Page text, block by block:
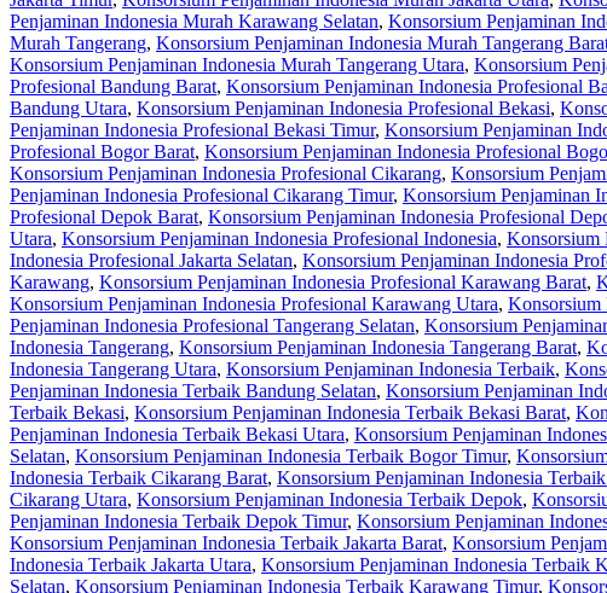
Penjaminan Indonesia Murah Karawang Selatan, Konsorsium Penjaminan
Murah Tangerang, Konsorsium Penjaminan Indonesia Murah Tangerang
Konsorsium Penjaminan Indonesia Murah Tangerang Utara, Konsorsium
Profesional Bandung Barat, Konsorsium Penjaminan Indonesia Profesional
Bandung Utara, Konsorsium Penjaminan Indonesia Profesional Bekasi,
Penjaminan Indonesia Profesional Bekasi Timur, Konsorsium Penjaminan
Profesional Bogor Barat, Konsorsium Penjaminan Indonesia Profesional
Konsorsium Penjaminan Indonesia Profesional Cikarang, Konsorsium
Penjaminan Indonesia Profesional Cikarang Timur, Konsorsium Penjaminan
Profesional Depok Barat, Konsorsium Penjaminan Indonesia Profesional
Utara, Konsorsium Penjaminan Indonesia Profesional Indonesia, Konsorsium
Indonesia Profesional Jakarta Selatan, Konsorsium Penjaminan Indonesia
Karawang, Konsorsium Penjaminan Indonesia Profesional Karawang Barat,
Konsorsium Penjaminan Indonesia Profesional Karawang Utara, Konsorsium
Penjaminan Indonesia Profesional Tangerang Selatan, Konsorsium
Indonesia Tangerang, Konsorsium Penjaminan Indonesia Tangerang Barat,
Indonesia Tangerang Utara, Konsorsium Penjaminan Indonesia Terbaik,
Penjaminan Indonesia Terbaik Bandung Selatan, Konsorsium Penjaminan
Terbaik Bekasi, Konsorsium Penjaminan Indonesia Terbaik Bekasi Barat,
Penjaminan Indonesia Terbaik Bekasi Utara, Konsorsium Penjaminan
Selatan, Konsorsium Penjaminan Indonesia Terbaik Bogor Timur,
Indonesia Terbaik Cikarang Barat, Konsorsium Penjaminan Indonesia
Cikarang Utara, Konsorsium Penjaminan Indonesia Terbaik Depok,
Penjaminan Indonesia Terbaik Depok Timur, Konsorsium Penjaminan
Konsorsium Penjaminan Indonesia Terbaik Jakarta Barat, Konsorsium
Indonesia Terbaik Jakarta Utara, Konsorsium Penjaminan Indonesia Terbaik
Selatan, Konsorsium Penjaminan Indonesia Terbaik Karawang Timur,